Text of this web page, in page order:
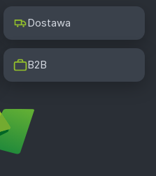
Dostawa
B2B